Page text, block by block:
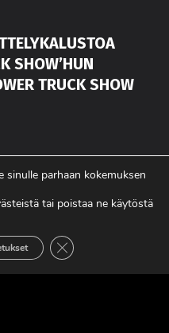
SHOW’HUN
TRUCK SHOW
MATEKON
sinulle parhaan kokemuksen
tai poistaa ne käytöstä
Sulje evästebanneri